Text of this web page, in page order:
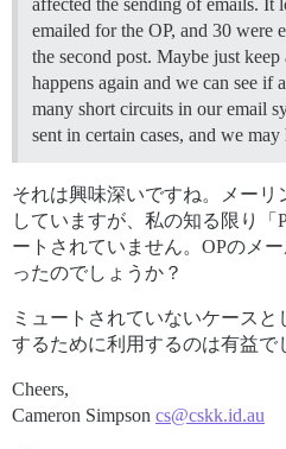
affected the sending of emails. It
emailed for the OP, and 30 were
the second post. Maybe just
happens again and we can see if
many short circuits in our email
sent in certain cases, and we
それは興味深いですね。メーリ
していますが、私の知る限り「
ートされていません。OPのメ
ったのでしょうか？
ミュートされていないケース
するために利用するのは有益で
Cheers,
Cameron Simpson cs@cskk.id.au